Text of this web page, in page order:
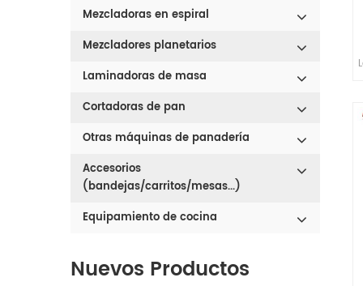
Mezcladoras en espiral
Mezcladores planetarios
Laminadoras de masa
Cortadoras de pan
Otras máquinas de panadería
Accesorios
(bandejas/carritos/mesas...)
Equipamiento de cocina
Nuevos Productos